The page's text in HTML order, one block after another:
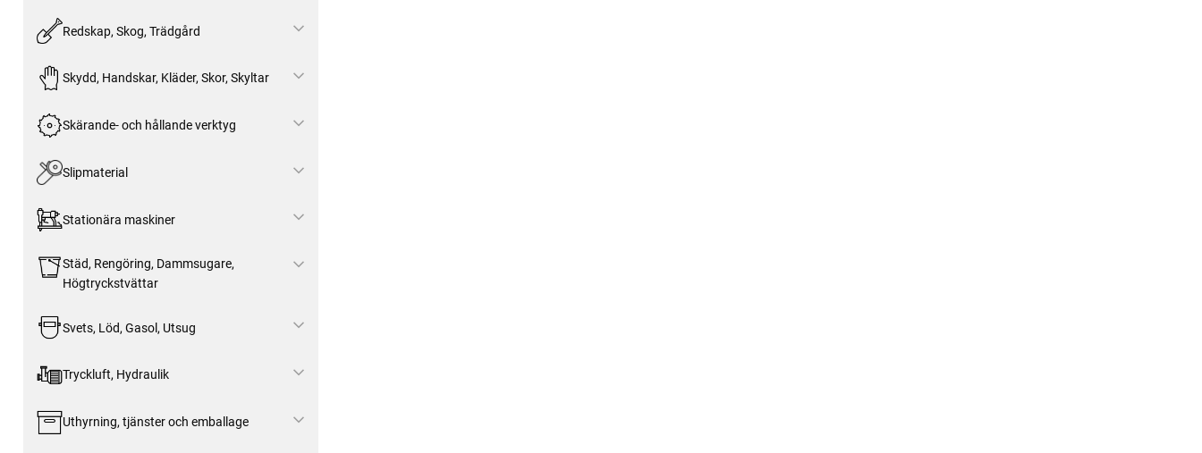
Redskap, Skog, Trädgård
Skydd, Handskar, Kläder, Skor, Skyltar
Skärande- och hållande verktyg
Slipmaterial
Stationära maskiner
Städ, Rengöring, Dammsugare,
Högtryckstvättar
Svets, Löd, Gasol, Utsug
Tryckluft, Hydraulik
Uthyrning, tjänster och emballage